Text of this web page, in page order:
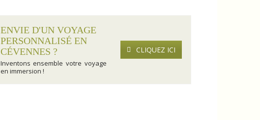
ENVIE D'UN VOYAGE
PERSONNALISÉ EN
CÉVENNES ?
Inventons ensemble votre voyage
en immersion !
CLIQUEZ ICI